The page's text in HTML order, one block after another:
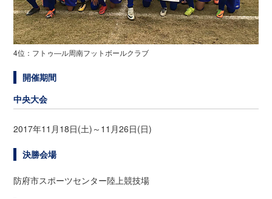
4位：フトゥ―ル周南フットボールクラブ
開催期間
中央大会
2017年11月18日(土)～11月26日(日)
決勝会場
防府市スポーツセンター陸上競技場